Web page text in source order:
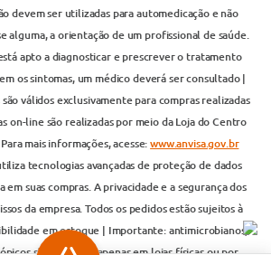
devem ser utilizadas para automedicação e não
alguma, a orientação de um profissional de saúde.
apto a diagnosticar e prescrever o tratamento
os sintomas, um médico deverá ser consultado |
válidos exclusivamente para compras realizadas
on-line são realizadas por meio da Loja do Centro
mais informações, acesse:www.anvisa.gov.br
tecnologias avançadas de proteção de dados
em suas compras. A privacidade e a segurança dos
da empresa. Todos os pedidos estão sujeitos à
em estoque | Importante: antimicrobianos,
são vendidos apenas em lojas físicas ou por